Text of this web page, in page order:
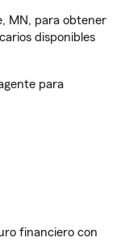
MN, para obtener
disponibles
para
financiero con